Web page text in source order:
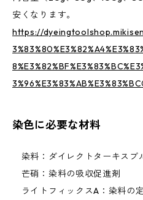
安くなります。
https://
染色に必要な材料
染料：ダイレクトターキスブ
芒硝：染料の吸収促進剤
ライトフィックスA：染料の